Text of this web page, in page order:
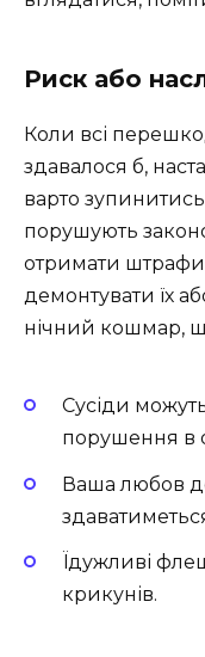
Риск або
Коли всі
здавалося б,
варто
порушують
отримати штрафи,
демонтувати їх
нічний кошмар,
Сусіди
порушення в
Ваша любов
Їдужливі
крикунів.